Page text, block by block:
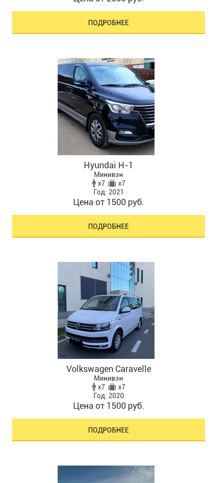
ПОДРОБНЕЕ
Hyundai H-1
Минивэн
x7
x7
Год: 2021
Цена от 1500 руб.
ПОДРОБНЕЕ
Volkswagen Caravelle
Минивэн
x7
x7
Год: 2020
Цена от 1500 руб.
ПОДРОБНЕЕ